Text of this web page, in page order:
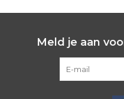
Meld je aan